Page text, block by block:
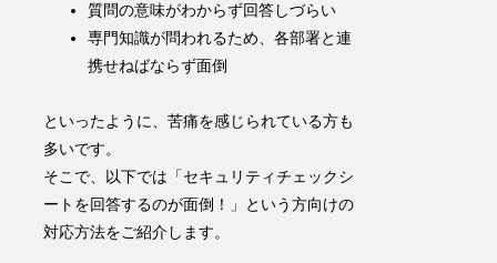
質問の意味がわからず回答しづらい
専門知識が問われるため、各部署と連
携せねばならず面倒
といったように、苦痛を感じられている方も
多いです。
そこで、以下では「セキュリティチェックシ
ートを回答するのが面倒！」という方向けの
対応方法をご紹介します。